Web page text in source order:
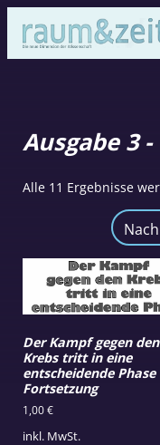
Ausgabe 3 -
Alle 11 Ergebnisse
Der Kampf gegen den
Krebs tritt in eine
entscheidende Phase
Fortsetzung
1,00€
inkl. MwSt.